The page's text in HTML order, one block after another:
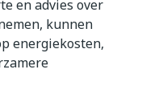
en advies over
kunnen
energiekosten,